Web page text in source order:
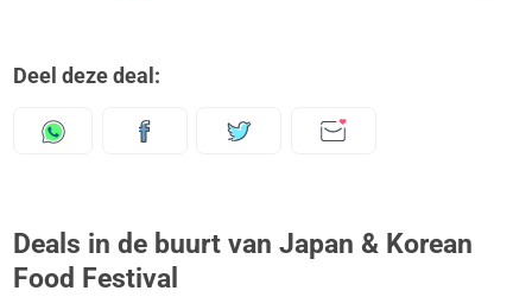
Deel deze deal:
Deals in de buurt van Japan & Korean
Food Festival